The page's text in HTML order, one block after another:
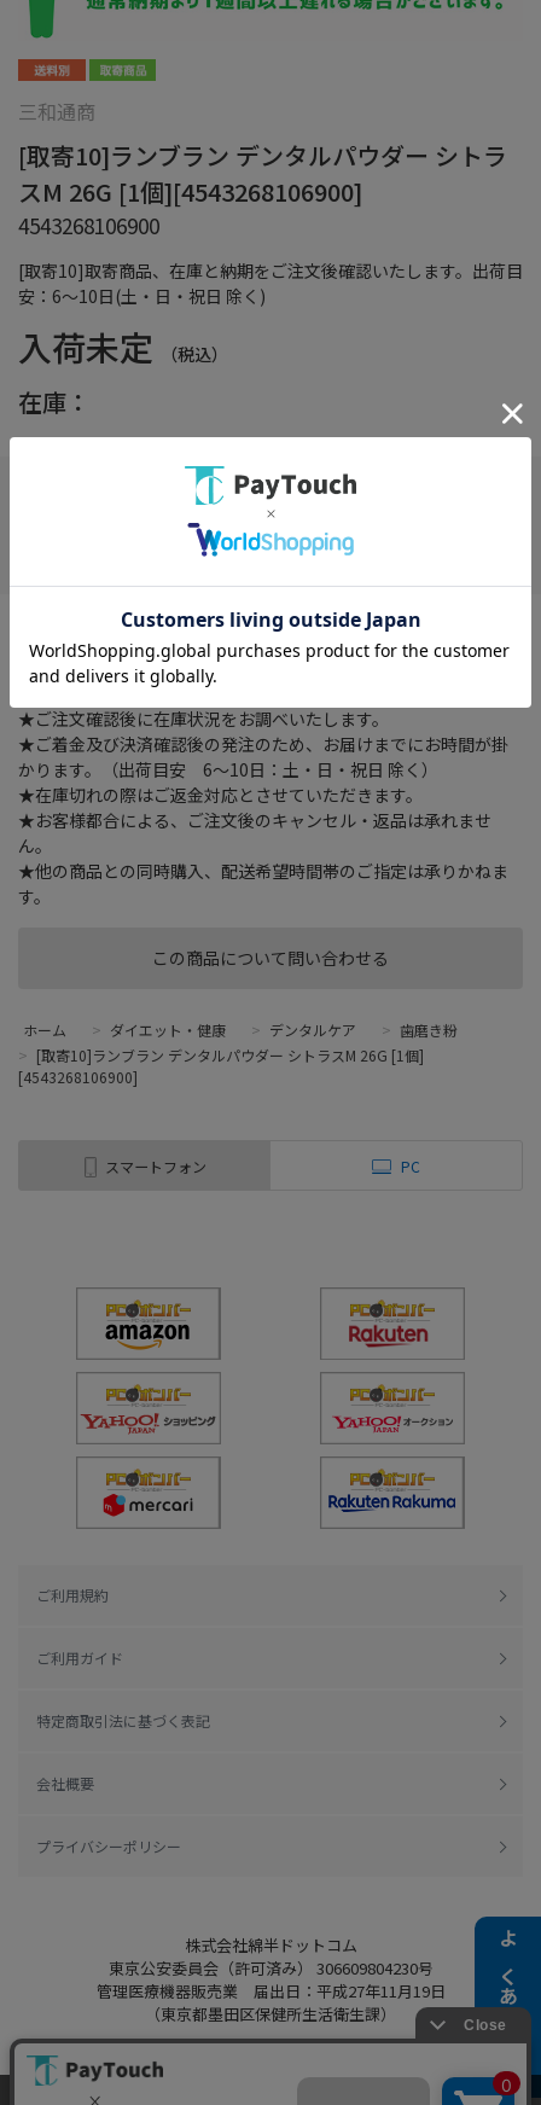
よくある質問
[取寄10]取寄商品、在庫と納期をご注文後確認いたします。出荷目
安：6～10日(土・日・祝日 除く)
三和通商
[取寄10]ランブラン デンタルパウダー シトラ
スM 26G [1個][4543268106900]
4543268106900
入荷未定 （税込）
在庫：
この商品について問い合わせる
在庫がありません
卵殻アパタイト配合歯磨きで白い輝き。シンプルに。上質に。心
地よく。医薬部外品で卵殻アパタイトを５０％配合。スパチュラ
付属で衛生的。５つのフリー処方、７つの効果効能。
★ご注文確認後に在庫状況をお調べいたします。
★ご着金及び決済確認後の発注のため、お届けまでにお時間が掛
かります。（出荷目安 6～10日：土・日・祝日 除く）
★在庫切れの際はご返金対応とさせていただきます。
★お客様都合による、ご注文後のキャンセル・返品は承れませ
ん。
★他の商品との同時購入、配送希望時間帯のご指定は承りかねま
す。
ホーム > ダイエット・健康 > デンタルケア > 歯磨き粉
> [取寄10]ランブラン デンタルパウダー シトラスM 26G [1個]
[4543268106900]
スマートフォン PC
ご利用規約
ご利用ガイド
特定商取引法に基づく表記
会社概要
プライバシーポリシー
株式会社綿半ドットコム
東京公安委員会（許可済み） 306609804230号
管理医療機器販売業 届出日：平成27年11月19日
（東京都墨田区保健所生活衛生課）